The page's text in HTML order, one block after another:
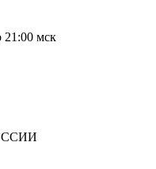
21:00 мск